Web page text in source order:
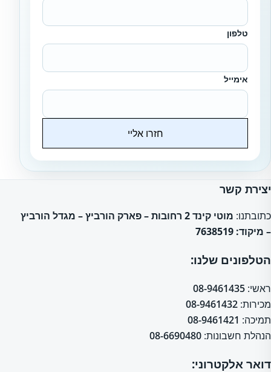
טלפון
אימייל
חזרו אליי
יצירת קשר
כתובתנו:
מוטי קינד 2 רחובות – פארק הורביץ – מגדל הורביץ
– מיקוד: 7638519
הטלפונים שלנו:
ראשי: 08-9461435
מכירות: 08-9461432
תמיכה: 08-9461421
הנהלת חשבונות: 08-6690480
דואר אלקטרוני: